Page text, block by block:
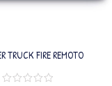
TRUCK FIRE REMOTO